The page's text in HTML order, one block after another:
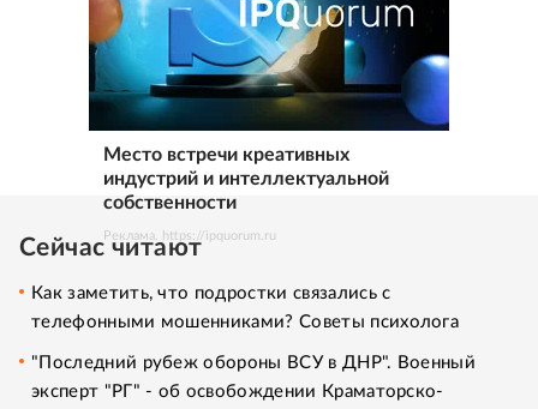
Место встречи креативных
индустрий и интеллектуальной
собственности
Реклама. https://ipquorum.ru
Сейчас читают
Как заметить, что подростки связались с
телефонными мошенниками? Советы психолога
"Последний рубеж обороны ВСУ в ДНР". Военный
эксперт "РГ" - об освобождении Краматорско-